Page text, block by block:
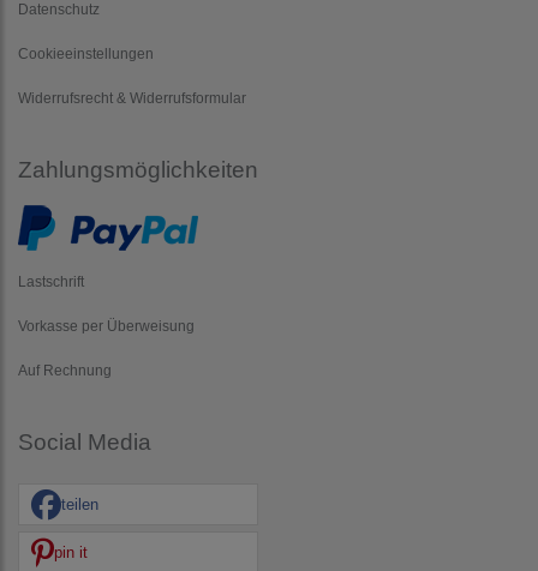
Datenschutz
Cookieeinstellungen
Widerrufsrecht & Widerrufsformular
Zahlungsmöglichkeiten
Lastschrift
Vorkasse per Überweisung
Auf Rechnung
Social Media
teilen
pin it